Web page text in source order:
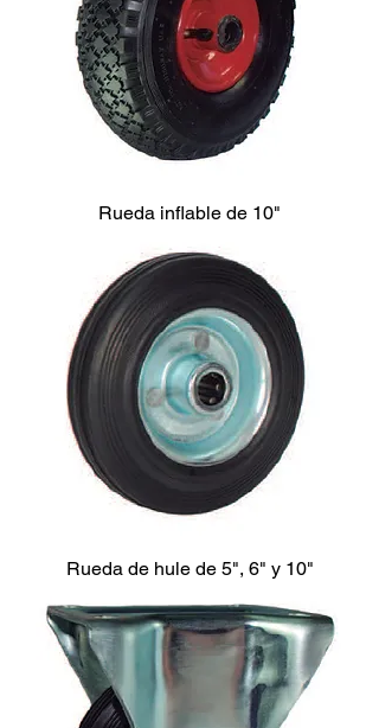
Rueda inflable de 10"
Rueda de hule de 5", 6" y 10"